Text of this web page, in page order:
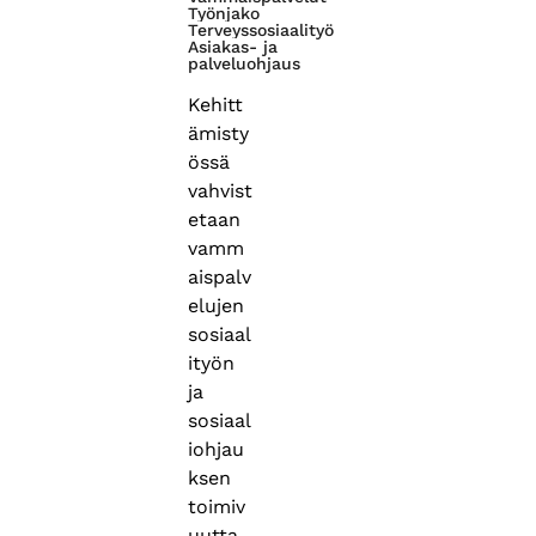
Työnjako
Terveyssosiaalityö
Asiakas- ja
palveluohjaus
Kehitt
ämisty
össä
vahvist
etaan
vamm
aispalv
elujen
sosiaal
ityön
ja
sosiaal
iohjau
ksen
toimiv